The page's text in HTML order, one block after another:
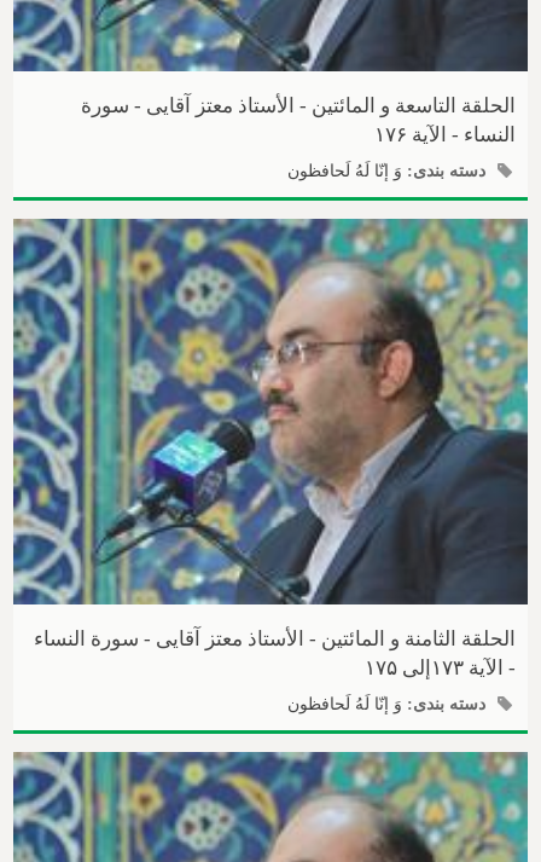
الحلقة التاسعة و المائتین - الأستاذ معتز آقایی - سورة
النساء - الآیة ۱۷۶
دسته بندی: وَ إنّا لَهُ لَحافظون
الحلقة الثامنة و المائتین - الأستاذ معتز آقایی - سورة النساء
- الآیة ۱۷۳إلی ۱۷۵
دسته بندی: وَ إنّا لَهُ لَحافظون